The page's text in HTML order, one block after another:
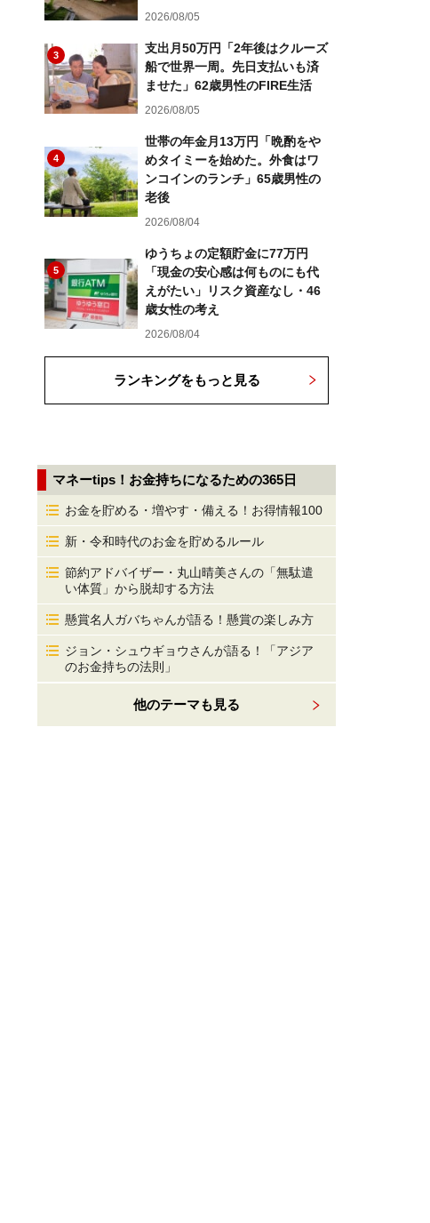
2026/08/05
3
支出月50万円「2年後はクルーズ
船で世界一周。先日支払いも済
ませた」62歳男性のFIRE生活
2026/08/05
4
世帯の年金月13万円「晩酌をや
めタイミーを始めた。外食はワ
ンコインのランチ」65歳男性の
老後
2026/08/04
5
ゆうちょの定額貯金に77万円
「現金の安心感は何ものにも代
えがたい」リスク資産なし・46
歳女性の考え
2026/08/04
ランキングをもっと見る
マネーtips！お金持ちになるための365日
お金を貯める・増やす・備える！お得情報100
新・令和時代のお金を貯めるルール
節約アドバイザー・丸山晴美さんの「無駄遣
い体質」から脱却する方法
懸賞名人ガバちゃんが語る！懸賞の楽しみ方
ジョン・シュウギョウさんが語る！「アジア
のお金持ちの法則」
他のテーマも見る